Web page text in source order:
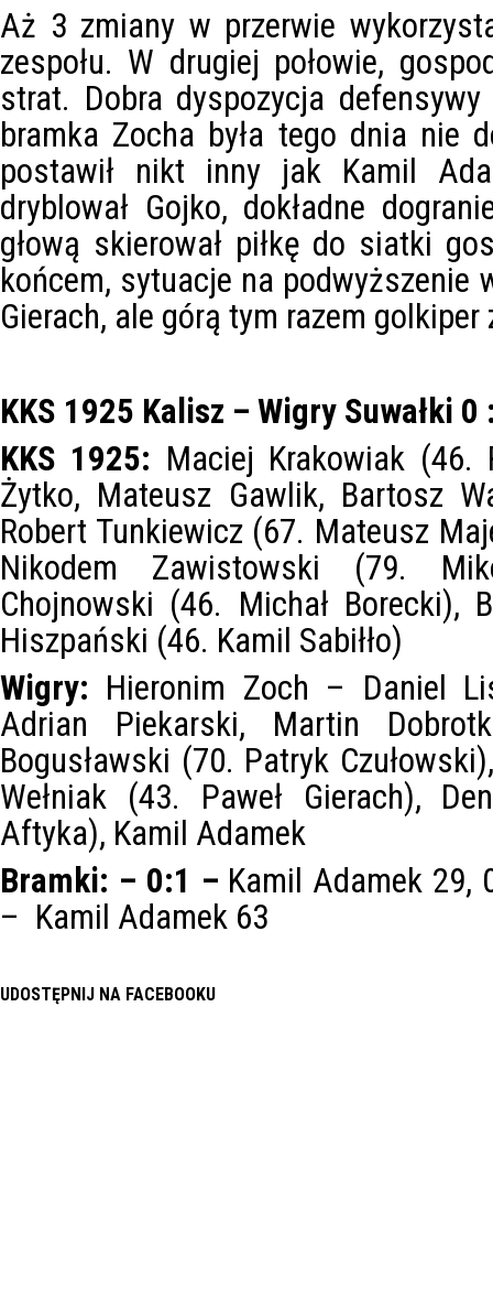
Aż 3 zmiany w przerwie
zespołu. W drugiej połowie,
strat. Dobra dyspozycja
bramka Zocha była tego dnia nie
postawił nikt inny jak Kamil
dryblował Gojko, dokładne
głową skierował piłkę do siatki
końcem, sytuacje na podwyższenie
Gierach, ale górą tym razem
KKS 1925 Kalisz – Wigry Suwałki
KKS 1925: Maciej Krakowiak
Żytko, Mateusz Gawlik, Bartosz
Robert Tunkiewicz (67. Mateusz
Nikodem Zawistowski (79.
Chojnowski (46. Michał Borecki),
Hiszpański (46. Kamil Sabiłło)
Wigry: Hieronim Zoch – Daniel
Adrian Piekarski, Martin
Bogusławski (70. Patryk
Wełniak (43. Paweł Gierach),
Aftyka), Kamil Adamek
Bramki: – 0:1 – Kamil Adamek 29,
– Kamil Adamek 63
UDOSTĘPNIJ NA FACEBOOKU